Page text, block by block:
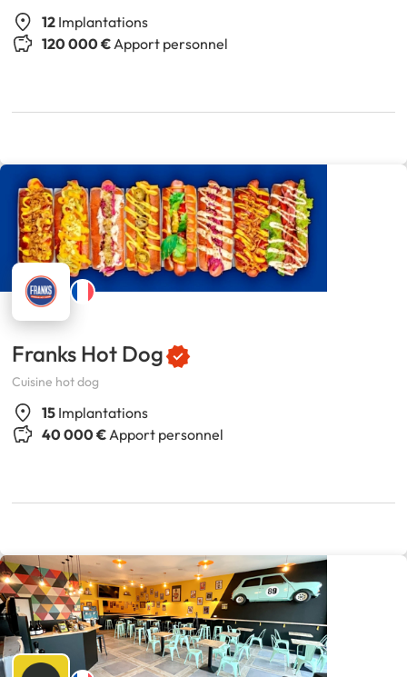
12 Implantations
120 000 € Apport personnel
Franks Hot Dog
Cuisine hot dog
15 Implantations
40 000 € Apport personnel